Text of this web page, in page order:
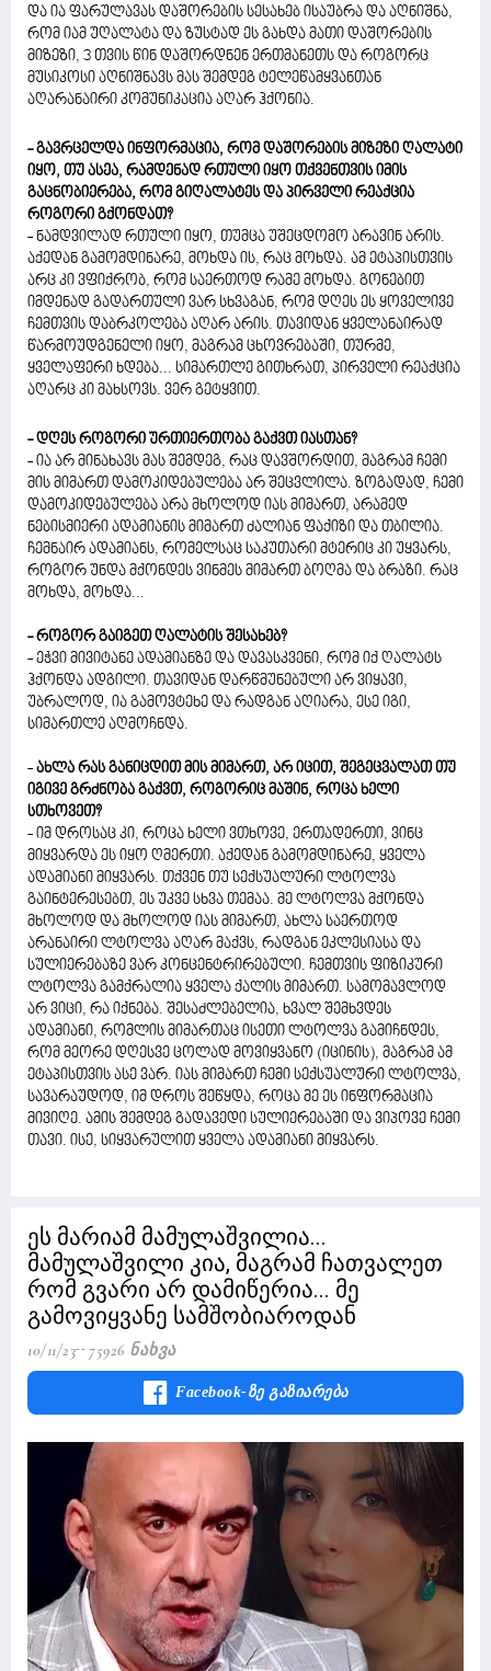
და ია ფარულავას დაშორების სესახებ ისაუბრა და აღნიშნა,
რომ იამ უღალატა და ზუსტად ეს გახდა მათი დაშორების
მიზეზი, 3 თვის წინ დაშორდნენ ერთმანეთს და როგორც
მუსიკოსი აღნიშნავს მას შემდეგ ტელეწამყვანთან
აღარანაირი კომუნიკაცია აღარ ჰქონია.
- გავრცელდა ინფორმაცია, რომ დაშორების მიზეზი ღალატი
იყო, თუ ასეა, რამდენად რთული იყო თქვენთვის იმის
გაცნობიერება, რომ გიღალატეს და პირველი რეაქცია
როგორი გქონდათ?
- ნამდვილად რთული იყო, თუმცა უშეცდომო არავინ არის.
აქედან გამომდინარე, მოხდა ის, რაც მოხდა. ამ ეტაპისთვის
არც კი ვფიქრობ, რომ საერთოდ რამე მოხდა. გონებით
იმდენად გადართული ვარ სხვაგან, რომ დღეს ეს ყოველივე
ჩემთვის დაბრკოლება აღარ არის. თავიდან ყველანაირად
წარმოუდგენელი იყო, მაგრამ ცხოვრებაში, თურმე,
ყველაფერი ხდება... სიმართლე გითხრათ, პირველი რეაქცია
აღარც კი მახსოვს. ვერ გეტყვით.
- დღეს როგორი ურთიერთობა გაქვთ იასთან?
- ია არ მინახავს მას შემდეგ, რაც დავშორდით, მაგრამ ჩემი
მის მიმართ დამოკიდებულება არ შეცვლილა. ზოგადად, ჩემი
დამოკიდებულება არა მხოლოდ იას მიმართ, არამედ
ნებისმიერი ადამიანის მიმართ ძალიან ფაქიზი და თბილია.
ჩემნაირ ადამიანს, რომელსაც საკუთარი მტერიც კი უყვარს,
როგორ უნდა მქონდეს ვინმეს მიმართ ბოღმა და ბრაზი. რაც
მოხდა, მოხდა...
- როგორ გაიგეთ ღალატის შესახებ?
- ეჭვი მივიტანე ადამიანზე და დავასკვენი, რომ იქ ღალატს
ჰქონდა ადგილი. თავიდან დარწმუნებული არ ვიყავი,
უბრალოდ, ია გამოვტეხე და რადგან აღიარა, ესე იგი,
სიმართლე აღმოჩნდა.
-ახლა რას განიცდით მის მიმართ, არ იცით, შეგეცვალათ თუ
იგივე გრძნობა გაქვთ, როგორიც მაშინ, როცა ხელი
სთხოვეთ?
- იმ დროსაც კი, როცა ხელი ვთხოვე, ერთადერთი, ვინც
მიყვარდა ეს იყო ღმერთი. აქედან გამომდინარე, ყველა
ადამიანი მიყვარს. თქვენ თუ სექსუალური ლტოლვა
გაინტერესებთ, ეს უკვე სხვა თემაა. მე ლტოლვა მქონდა
მხოლოდ და მხოლოდ იას მიმართ, ახლა საერთოდ
არანაირი ლტოლვა აღარ მაქვს, რადგან ეკლესიასა და
სულიერებაზე ვარ კონცენტრირებული. ჩემთვის ფიზიკური
ლტოლვა გამქრალია ყველა ქალის მიმართ. სამომავლოდ
არ ვიცი, რა იქნება. შესაძლებელია, ხვალ შემხვდეს
ადამიანი, რომლის მიმართაც ისეთი ლტოლვა გამიჩნდეს,
რომ მეორე დღესვე ცოლად მოვიყვანო (იცინის), მაგრამ ამ
ეტაპისთვის ასე ვარ. იას მიმართ ჩემი სექსუალური ლტოლვა,
სავარაუდოდ, იმ დროს შეწყდა, როცა მე ეს ინფორმაცია
მივიღე. ამის შემდეგ გადავედი სულიერებაში და ვიპოვე ჩემი
თავი. ისე, სიყვარულით ყველა ადამიანი მიყვარს.
ეს მარიამ მამულაშვილია...
მამულაშვილი კია, მაგრამ ჩათვალეთ
რომ გვარი არ დამიწერია... მე
გამოვიყვანე სამშობიაროდან
10/11/23 75926 Ნახვა
Facebook-Ზე Გაზიარება